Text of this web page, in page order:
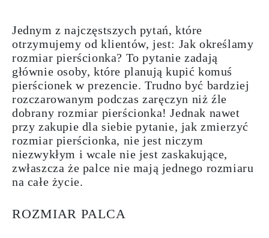
Jednym z najczęstszych pytań, które
otrzymujemy od klientów, jest: Jak określamy
rozmiar pierścionka? To pytanie zadają
głównie osoby, które planują kupić komuś
pierścionek w prezencie. Trudno być bardziej
rozczarowanym podczas zaręczyn niż źle
dobrany rozmiar pierścionka! Jednak nawet
przy zakupie dla siebie pytanie, jak zmierzyć
rozmiar pierścionka, nie jest niczym
niezwykłym i wcale nie jest zaskakujące,
zwłaszcza że palce nie mają jednego rozmiaru
na całe życie.
ROZMIAR PALCA